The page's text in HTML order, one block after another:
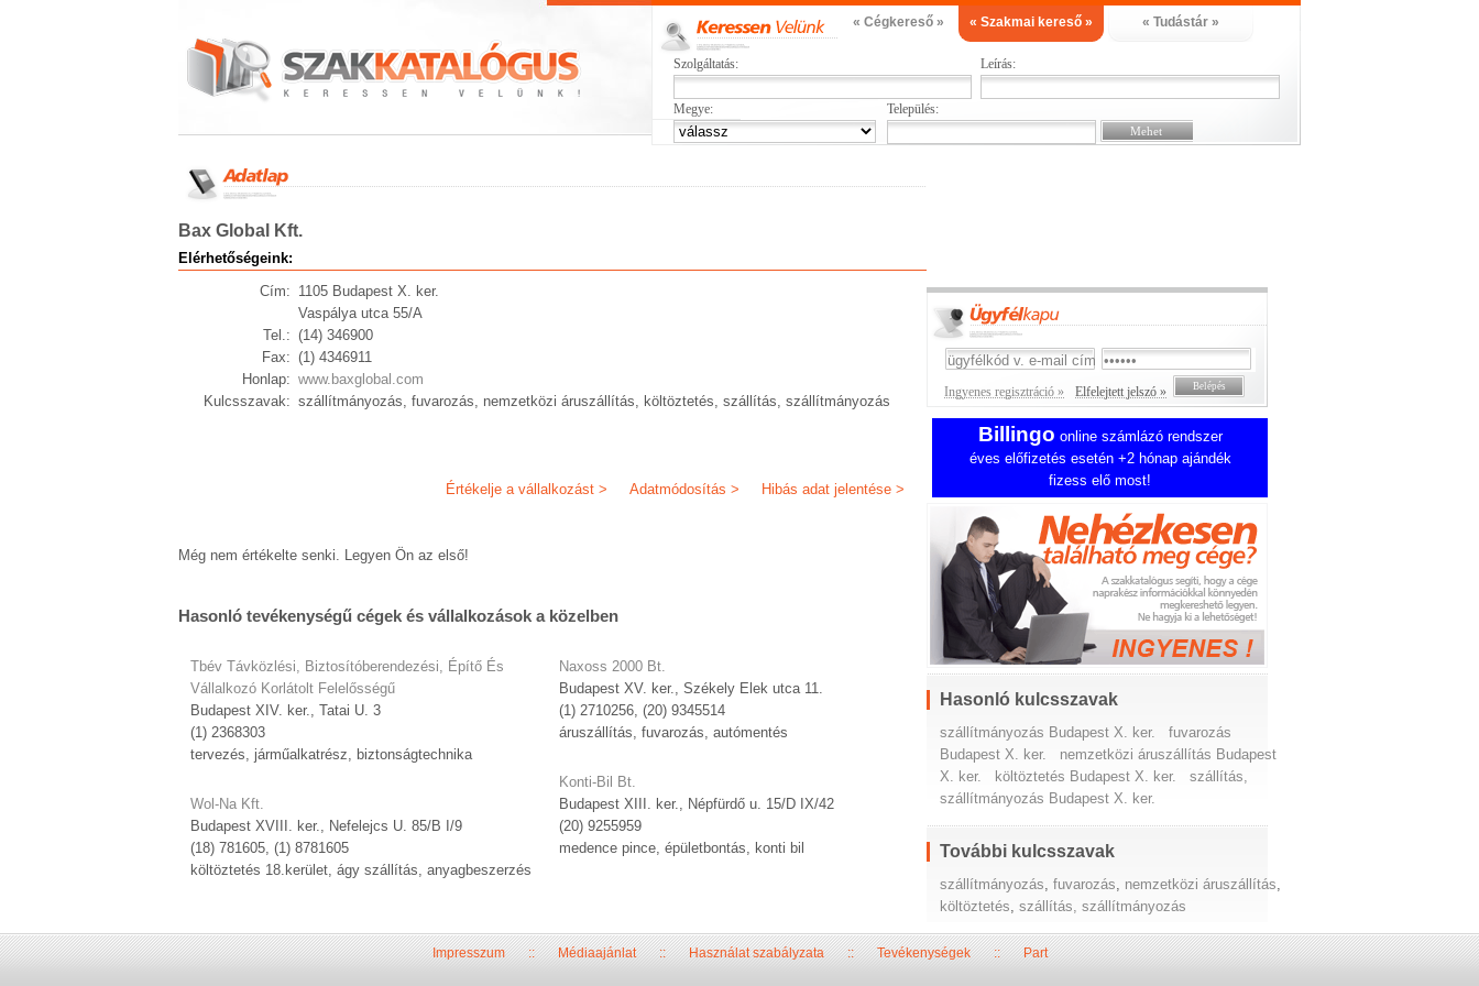
« Cégkereső » « Szakmai kereső » « Tudástár »
Szolgáltatás: Leírás:
Megye: Település:
Bax Global Kft.
Elérhetőségeink:
Cím: 1105 Budapest X. ker.
Vaspálya utca 55/A
Tel.: (14) 346900
Fax: (1) 4346911
Honlap: www.baxglobal.com
Kulcsszavak: szállítmányozás, fuvarozás, nemzetközi áruszállítás, költöztetés, szállítás, szállítmányozás
Hibás adat jelentése >
Adatmódosítás >
Értékelje a vállalkozást >
Még nem értékelte senki. Legyen Ön az első!
Hasonló tevékenységű cégek és vállalkozások a közelben
Tbév Távközlési, Biztosítóberendezési, Építő És
Vállalkozó Korlátolt Felelősségű
Budapest XIV. ker., Tatai U. 3
(1) 2368303
tervezés, járműalkatrész, biztonságtechnika
Wol-Na Kft.
Budapest XVIII. ker., Nefelejcs U. 85/B I/9
(18) 781605, (1) 8781605
költöztetés 18.kerület, ágy szállítás, anyagbeszerzés
Naxoss 2000 Bt.
Budapest XV. ker., Székely Elek utca 11.
(1) 2710256, (20) 9345514
áruszállítás, fuvarozás, autómentés
Konti-Bil Bt.
Budapest XIII. ker., Népfürdő u. 15/D IX/42
(20) 9255959
medence pince, épületbontás, konti bil
Ingyenes regisztráció » Elfelejtett jelszó »
Billingo online számlázó rendszer
éves előfizetés esetén +2 hónap ajándék
fizess elő most!
Hasonló kulcsszavak
szállítmányozás Budapest X. ker.
fuvarozás
Budapest X. ker.
nemzetközi áruszállítás Budapest
X. ker.
költöztetés Budapest X. ker.
szállítás,
szállítmányozás Budapest X. ker.
További kulcsszavak
szállítmányozás,fuvarozás, nemzetközi áruszállítás,
költöztetés,szállítás, szállítmányozás
Impresszum::Médiaajánlat::Használat szabályzata::Tevékenységek::Part